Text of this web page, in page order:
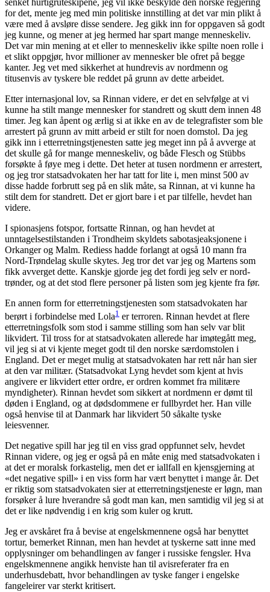
senket hurtigruteskipene, jeg vil ikke beskylde den norske regjering
for det, mente jeg med min politiske innstilling at det var min plikt å
være med å avsløre disse sendere. Jeg gikk inn for oppgaven så godt
jeg kunne, og mener at jeg hermed har spart mange menneskeliv.
Det var min mening at et eller to menneskeliv ikke spilte noen rolle i
et slikt oppgjør, hvor millioner av mennesker ble ofret på begge
kanter. Jeg vet med sikkerhet at hundrevis av nordmenn og
titusenvis av tyskere ble reddet på grunn av dette arbeidet.
Etter internasjonal lov, sa Rinnan videre, er det en selvfølge at vi
kunne ha stilt mange mennesker for standrett og skutt dem innen 48
timer. Jeg kan åpent og ærlig si at ikke en av de telegrafister som ble
arrestert på grunn av mitt arbeid er stilt for noen domstol. Da jeg
gikk inn i etterretningstjenesten satte jeg meget inn på å avverge at
det skulle gå for mange menneskeliv, og både Flesch og Stübbs
forsøkte å føye meg i dette. Det heter at tusen nordmenn er arrestert,
og jeg tror statsadvokaten her har tatt for lite i, men minst 500 av
disse hadde forbrutt seg på en slik måte, sa Rinnan, at vi kunne ha
stilt dem for standrett. Det er gjort bare i et par tilfelle, hevdet han
videre.
I spionasjens fotspor, fortsatte Rinnan, og han hevdet at
unntagelsestilstanden i Trondheim skyldets sabotasjeaksjonene i
Orkanger og Malm. Rediess hadde forlangt at også 10 mann fra
Nord-Trøndelag skulle skytes. Jeg tror det var jeg og Martens som
fikk avverget dette. Kanskje gjorde jeg det fordi jeg selv er nord-
trønder, og at det stod flere personer på listen som jeg kjente fra før.
En annen form for etterretningstjenesten som statsadvokaten har
berørt i forbindelse med Lola1 er terroren. Rinnan hevdet at flere
etterretningsfolk som stod i samme stilling som han selv var blit
likvidert. Til tross for at statsadvokaten allerede har imøtegått meg,
vil jeg si at vi kjente meget godt til den norske særdomstolen i
England. Det er meget mulig at statsadvokaten har rett når han sier
at den var militær. (Statsadvokat Lyng hevdet som kjent at hvis
angivere er likvidert etter ordre, er ordren kommet fra militære
myndigheter). Rinnan hevdet som sikkert at nordmenn er dømt til
døden i England, og at dødsdommene er fullbyrdet her. Han ville
også henvise til at Danmark har likvidert 50 såkalte tyske
leiesvenner.
Det negative spill har jeg til en viss grad oppfunnet selv, hevdet
Rinnan videre, og jeg er også på en måte enig med statsadvokaten i
at det er moralsk forkastelig, men det er iallfall en kjensgjerning at
«det negative spill» i en viss form har vært benyttet i mange år. Det
er riktig som statsadvokaten sier at etterretningstjeneste er løgn, man
forsøker å lure hverandre så godt man kan, men samtidig vil jeg si at
det er like nødvendig i en krig som kuler og krutt.
Jeg er avskåret fra å bevise at engelskmennene også har benyttet
tortur, bemerket Rinnan, men han hevdet at tyskerne satt inne med
opplysninger om behandlingen av fanger i russiske fengsler. Hva
engelskmennene angikk henviste han til avisreferater fra en
underhusdebatt, hvor behandlingen av tyske fanger i engelske
fangeleirer var sterkt kritisert.